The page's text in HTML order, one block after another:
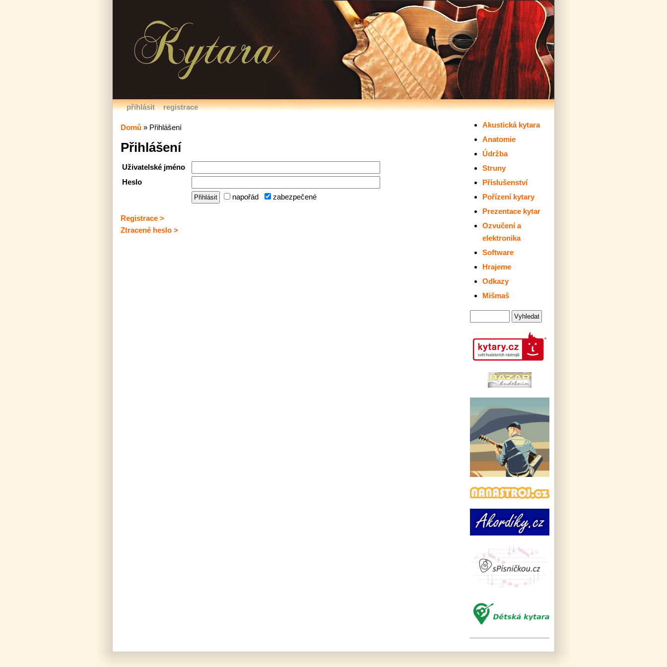
přihlásit registrace
Akustická kytara
Anatomie
Údržba
Struny
Příslušenství
Pořízení kytary
Prezentace kytar
Ozvučení a
elektronika
Software
Hrajeme
Odkazy
Mišmaš
Domů » Přihlášení
Přihlášení
Uživatelské jméno
Heslo
napořád
zabezpečené
Registrace >
Ztracené heslo >